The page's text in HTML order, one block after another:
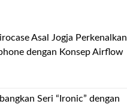
Asal Jogja Perkenalkan
dengan Konsep Airflow
Seri “Ironic” dengan